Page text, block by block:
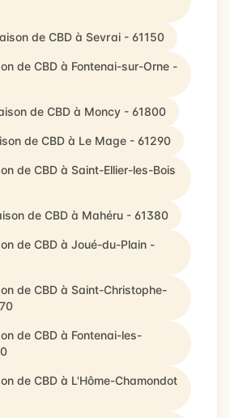
de CBD à Sevrai - 61150
de CBD à Fontenai-sur-Orne -
de CBD à Moncy - 61800
de CBD à Le Mage - 61290
de CBD à Saint-Ellier-les-Bois
de CBD à Mahéru - 61380
de CBD à Joué-du-Plain -
de CBD à Saint-Christophe-
de CBD à Fontenai-les-
de CBD à L'Hôme-Chamondot